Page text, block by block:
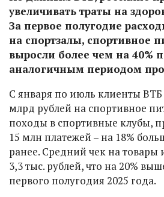
увеличивать траты на
За первое полугодие
на спортзалы, спортивное
выросли более чем на 40%
аналогичным периодом
С января по июль клиенты ВТБ
млрд рублей на спортивное
походы в спортивные клубы,
15 млн платежей – на 18%
ранее. Средний чек на товары
3,3 тыс. рублей, что на 20%
первого полугодия 2025 года.